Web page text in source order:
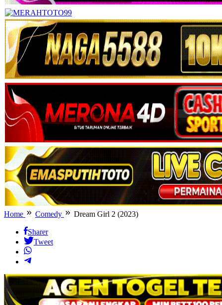
Home Comedy Dream Girl 2 (2023)
Sharer
Tweet